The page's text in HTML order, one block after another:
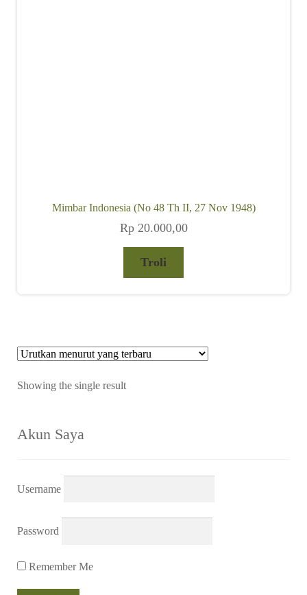
Mimbar Indonesia (No 48 Th II, 27 Nov 1948)
Rp20.000,00
Troli
Showing the single result
Akun Saya
Username
Password
Remember Me